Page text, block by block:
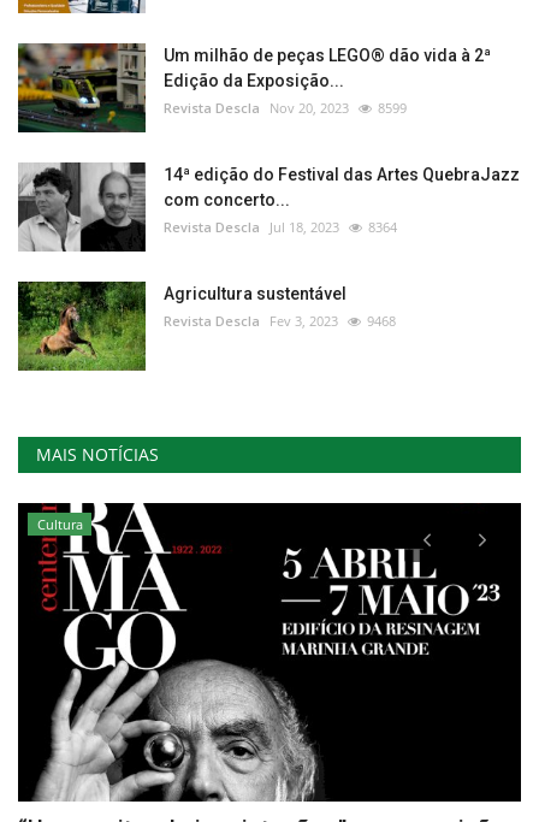
Um milhão de peças LEGO® dão vida à 2ª
Edição da Exposição...
Revista Descla Nov 20, 2023 8599
14ª edição do Festival das Artes QuebraJazz
com concerto...
Revista Descla Jul 18, 2023 8364
Agricultura sustentável
Revista Descla Fev 3, 2023 9468
MAIS NOTÍCIAS
Cultura